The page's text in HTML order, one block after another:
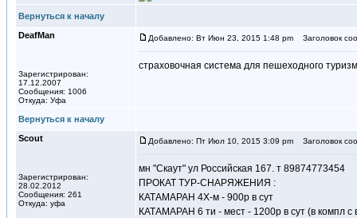
Вернуться к началу
DeafMan
Зарегистрирован:
17.12.2007
Сообщения: 1006
Откуда: Уфа
Добавлено: Вт Июн 23, 2015 1:48 pm Заголовок
страховочная система для пешеходного
Вернуться к началу
Scout
Зарегистрирован:
28.02.2012
Сообщения: 261
Откуда: уфа
Добавлено: Пт Июл 10, 2015 3:09 pm Заголовок
мн "Скаут" ул Российская 167. т 89874773454
ПРОКАТ ТУР-СНАРЯЖЕНИЯ :
КАТАМАРАН 4Х-м - 900р в сут
КАТАМАРАН 6 ти - мест - 1200р в сут (в компл с